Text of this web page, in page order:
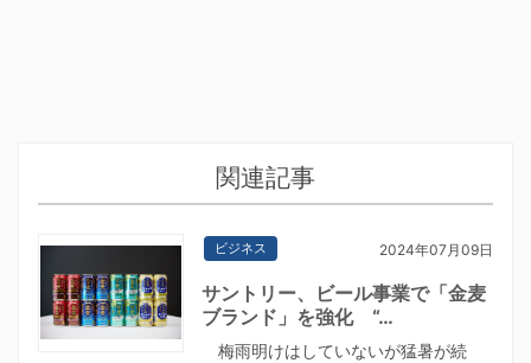
関連記事
ビジネス 2024年07月09日
サントリー、ビール事業で「金麦
ブランド」を強化 “…
梅雨明けはしていないが猛暑が続